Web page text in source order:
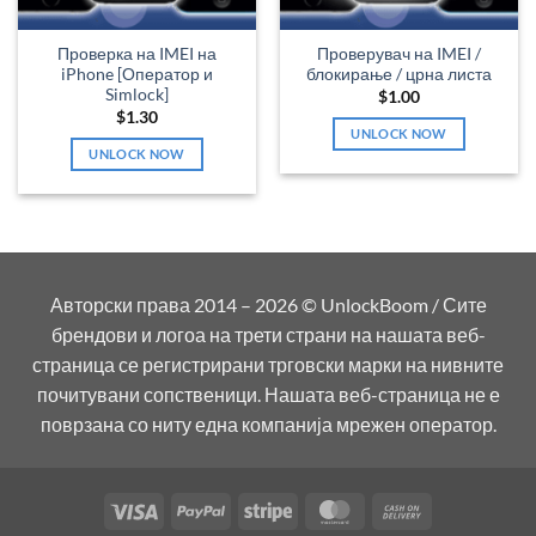
Проверка на IMEI на
iPhone [Оператор и
Simlock]
$1.30
UNLOCK NOW
Проверувач на IMEI /
блокирање / црна листа
$1.00
UNLOCK NOW
Авторски права 2014 – 2026 © UnlockBoom / Сите
брендови и логоа на трети страни на нашата веб-
страница се регистрирани трговски марки на нивните
почитувани сопственици. Нашата веб-страница не е
поврзана со ниту една компанија мрежен оператор.
Visa PayPal Stripe MasterCard